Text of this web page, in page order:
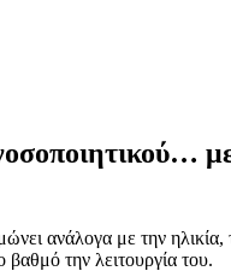
ανάλογα με την
την λειτουργία του.